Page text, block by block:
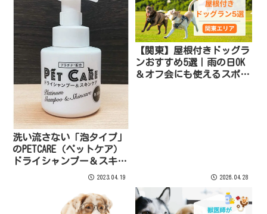
洗い流さない「泡タイプ」
のPETCARE（ペットケア）
ドライシャンプー＆スキン
2023.04.19
【関東】屋根付きドッグラ
ンおすすめ5選｜雨の日OK
＆オフ会にも使えるスポッ
2026.04.28